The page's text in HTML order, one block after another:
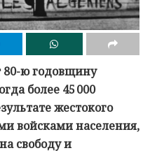
80-ю годовщину
более 45 000
жестокого
войсками населения,
свободу и